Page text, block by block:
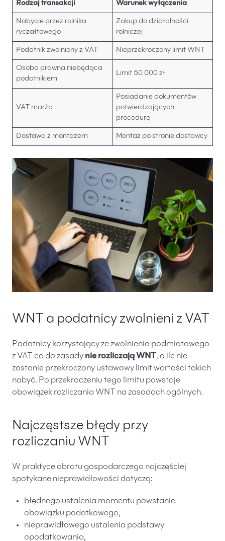
Rodzaj transakcji Warunek wyłączenia
Nabycie przez rolnika
ryczałtowego
Zakup do działalności
rolniczej
Podatnik zwolniony z VAT Nieprzekroczony limit WNT
Osoba prawna niebędąca
podatnikiem
Limit 50 000 zł
VAT marża
Posiadanie dokumentów
potwierdzających
procedurę
Dostawa z montażem Montaż po stronie dostawcy
WNT a podatnicy zwolnieni z VAT
Podatnicy korzystający ze zwolnienia podmiotowego
z VAT co do zasady nie rozliczają WNT , o ile nie
zostanie przekroczony ustawowy limit wartości takich
nabyć. Po przekroczeniu tego limitu powstaje
obowiązek rozliczania WNT na zasadach ogólnych.
Najczęstsze błędy przy
rozliczaniu WNT
W praktyce obrotu gospodarczego najczęściej
spotykane nieprawidłowości dotyczą:
błędnego ustalenia momentu powstania
obowiązku podatkowego,
nieprawidłowego ustalenia podstawy
opodatkowania,